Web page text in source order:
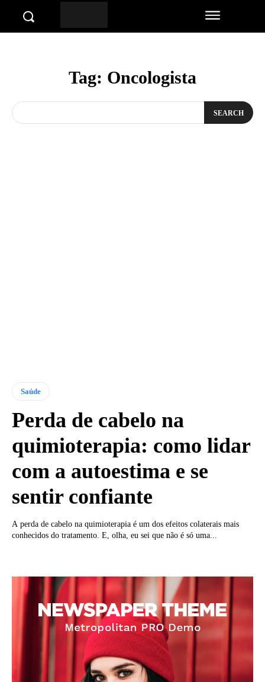
Tag: Oncologista
SEARCH
Saúde
Perda de cabelo na
quimioterapia: como lidar
com a autoestima e se
sentir confiante
A perda de cabelo na quimioterapia é um dos efeitos colaterais mais
conhecidos do tratamento. E, olha, eu sei que não é só uma...